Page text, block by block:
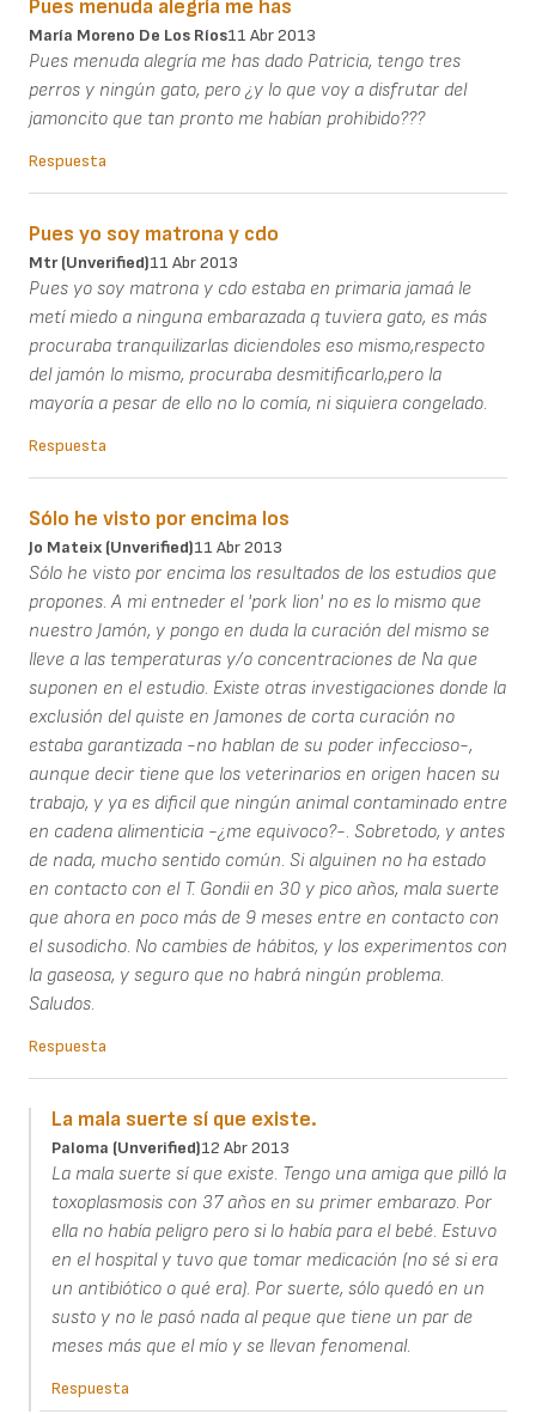
Pues menuda alegría me has
María Moreno De Los Ríos11 Abr 2013
Pues menuda alegría me has dado Patricia, tengo tres
perros y ningún gato, pero ¿y lo que voy a disfrutar del
jamoncito que tan pronto me habían prohibido???
Respuesta
Pues yo soy matrona y cdo
Mtr (unverified)11 Abr 2013
Pues yo soy matrona y cdo estaba en primaria jamaá le
metí miedo a ninguna embarazada q tuviera gato, es más
procuraba tranquilizarlas diciendoles eso mismo,respecto
del jamón lo mismo, procuraba desmitificarlo,pero la
mayoría a pesar de ello no lo comía, ni siquiera congelado.
Respuesta
Sólo he visto por encima los
Jo Mateix (unverified)11 Abr 2013
Sólo he visto por encima los resultados de los estudios que
propones. A mi entneder el 'pork lion' no es lo mismo que
nuestro Jamón, y pongo en duda la curación del mismo se
lleve a las temperaturas y/o concentraciones de Na que
suponen en el estudio. Existe otras investigaciones donde la
exclusión del quiste en Jamones de corta curación no
estaba garantizada -no hablan de su poder infeccioso-,
aunque decir tiene que los veterinarios en origen hacen su
trabajo, y ya es dificil que ningún animal contaminado entre
en cadena alimenticia -¿me equivoco?-. Sobretodo, y antes
de nada, mucho sentido común. Si alguinen no ha estado
en contacto con el T. Gondii en 30 y pico años, mala suerte
que ahora en poco más de 9 meses entre en contacto con
el susodicho. No cambies de hábitos, y los experimentos con
la gaseosa, y seguro que no habrá ningún problema.
Saludos.
Respuesta
La mala suerte sí que existe.
Paloma (unverified)12 Abr 2013
La mala suerte sí que existe. Tengo una amiga que pilló la
toxoplasmosis con 37 años en su primer embarazo. Por
ella no había peligro pero si lo había para el bebé. Estuvo
en el hospital y tuvo que tomar medicación (no sé si era
un antibiótico o qué era). Por suerte, sólo quedó en un
susto y no le pasó nada al peque que tiene un par de
meses más que el mío y se llevan fenomenal.
Respuesta